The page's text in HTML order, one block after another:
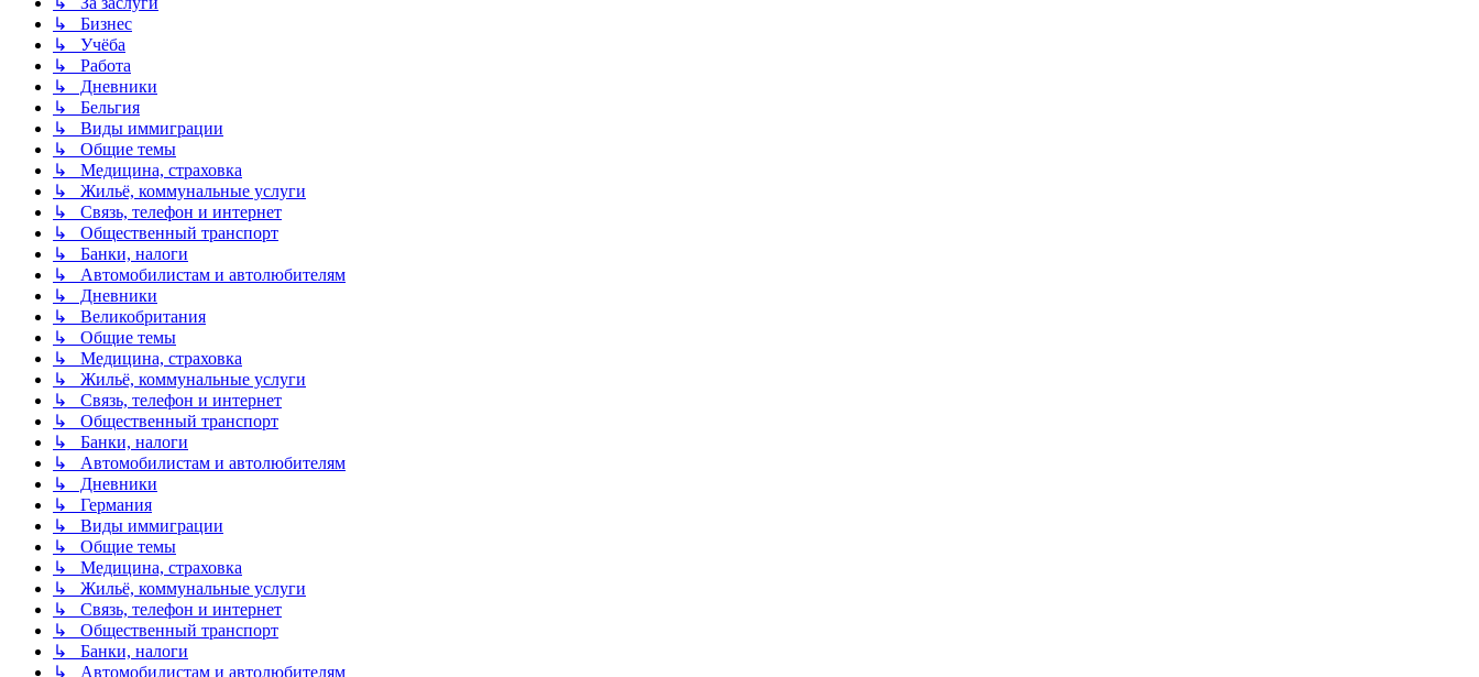
↳ Бизнес
↳ Учёба
↳ Работа
↳ Дневники
↳ Бельгия
↳ Виды иммиграции
↳ Общие темы
↳ Медицина, страховка
↳ Жильё, коммунальные услуги
↳ Связь, телефон и интернет
↳ Общественный транспорт
↳ Банки, налоги
↳ Автомобилистам и автолюбителям
↳ Дневники
↳ Великобритания
↳ Общие темы
↳ Медицина, страховка
↳ Жильё, коммунальные услуги
↳ Связь, телефон и интернет
↳ Общественный транспорт
↳ Банки, налоги
↳ Автомобилистам и автолюбителям
↳ Дневники
↳ Германия
↳ Виды иммиграции
↳ Общие темы
↳ Медицина, страховка
↳ Жильё, коммунальные услуги
↳ Связь, телефон и интернет
↳ Общественный транспорт
↳ Банки, налоги
↳ Автомобилистам и автолюбителям